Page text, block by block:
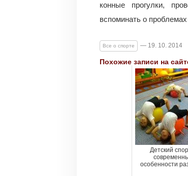
конные прогулки,
вспоминать о
Все о спорте — 19. 10. 2014
Похожие записи на
Детский
особенности